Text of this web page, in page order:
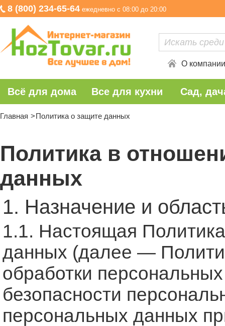
8 (800) 234-65-64 ежедневно с 08:00 до 20:00
О компании
Всё для дома Все для кухни Сад,
Главная Политика о защите данных
Политика в
данных
1. Назначение и
1.1. Настоящая
данных (далее —
обработки
безопасности
персональных данных